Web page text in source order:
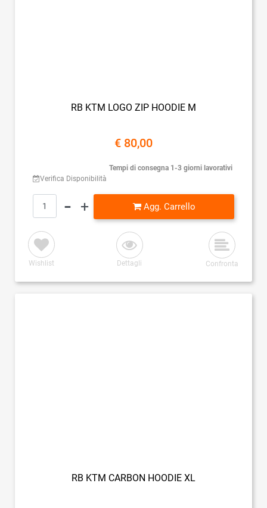
RB KTM LOGO ZIP HOODIE M
€ 80,00
Verifica Disponibilità
Tempi di consegna 1-3 giorni lavorativi
Quantità
Agg. Carrello
Wishlist Dettagli Confronta
RB KTM CARBON HOODIE XL